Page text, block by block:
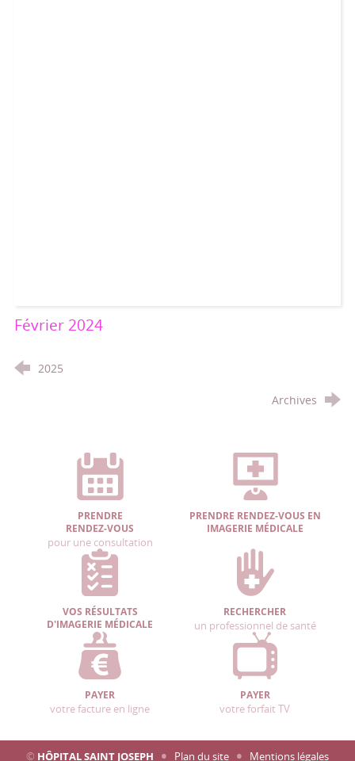
Février 2024
2025
Archives
PRENDRE
RENDEZ-VOUS
pour une consultation
PRENDRE RENDEZ-VOUS EN
IMAGERIE MÉDICALE
VOS RÉSULTATS
D'IMAGERIE MÉDICALE
RECHERCHER
un professionnel de santé
PAYER
votre facture en ligne
PAYER
votre forfait TV
© HÔPITAL SAINT JOSEPH Plan du site Mentions légales